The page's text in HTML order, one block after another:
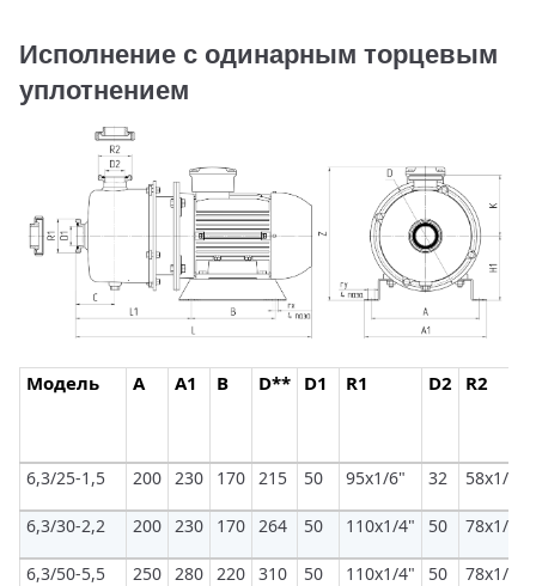
Исполнение с одинарным торцевым
уплотнением
Модель A A1 B D** D1 R1 D2 R2
6,3/25-1,5 200 230 170 215 50 95х1/6" 32 58х1/6"
6,3/30-2,2 200 230 170 264 50 110x1/4" 50 78х1/6"
6,3/50-5,5 250 280 220 310 50 110х1/4" 50 78х1/6"